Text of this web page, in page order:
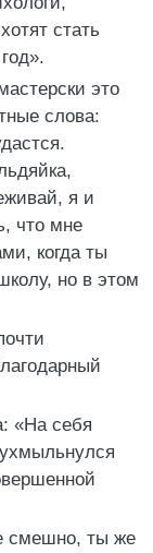
стать
это
слова:
я и
что мне
когда ты
но в этом
«На себя
смешно, ты же